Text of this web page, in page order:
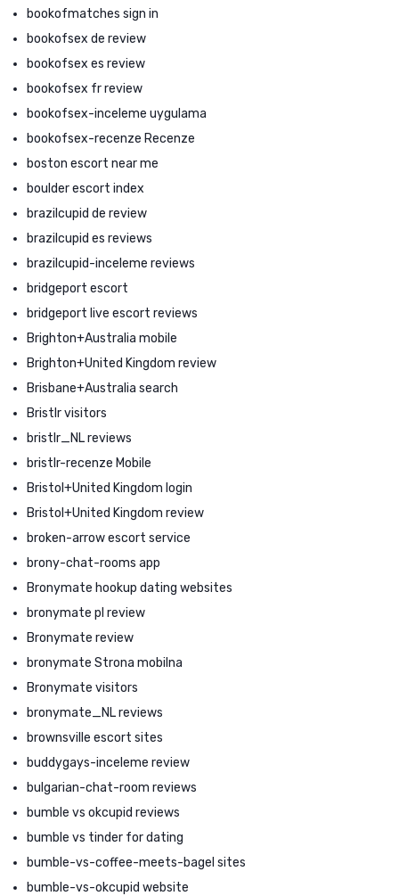
bookofmatches sign in
bookofsex de review
bookofsex es review
bookofsex fr review
bookofsex-inceleme uygulama
bookofsex-recenze Recenze
boston escort near me
boulder escort index
brazilcupid de review
brazilcupid es reviews
brazilcupid-inceleme reviews
bridgeport escort
bridgeport live escort reviews
Brighton+Australia mobile
Brighton+United Kingdom review
Brisbane+Australia search
Bristlr visitors
bristlr_NL reviews
bristlr-recenze Mobile
Bristol+United Kingdom login
Bristol+United Kingdom review
broken-arrow escort service
brony-chat-rooms app
Bronymate hookup dating websites
bronymate pl review
Bronymate review
bronymate Strona mobilna
Bronymate visitors
bronymate_NL reviews
brownsville escort sites
buddygays-inceleme review
bulgarian-chat-room reviews
bumble vs okcupid reviews
bumble vs tinder for dating
bumble-vs-coffee-meets-bagel sites
bumble-vs-okcupid website